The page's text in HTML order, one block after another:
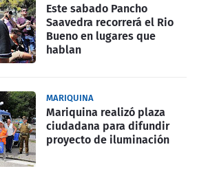
Este sabado Pancho
Saavedra recorrerá el Rio
Bueno en lugares que
hablan
MARIQUINA
Mariquina realizó plaza
ciudadana para difundir
proyecto de iluminación